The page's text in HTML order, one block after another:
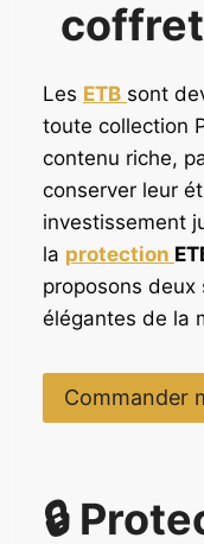
Les ETB sont
toute collection
contenu riche,
conserver leur
investissement
la protection
proposons
élégantes de la
Commander
🔒